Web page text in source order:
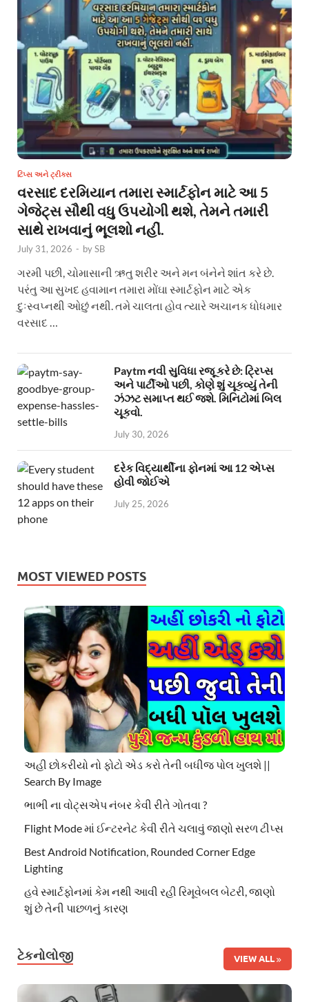
ટિપ્સ અને ટ્રીક્સ
વરસાદ દરમિયાન તમારા સ્માર્ટફોન માટે આ 5
ગેજેટ્સ સૌથી વધુ ઉપયોગી થશે, તેમને તમારી
સાથે રાખવાનું ભૂલશો નહીં.
July 31, 2026 - bySB
ગરમી પછી, ચોમાસાની ઋતુ શરીર અને મન બંનેને શાંત કરે છે.
પરંતુ આ સુખદ હવામાન તમારા મોંઘા સ્માર્ટફોન માટે એક
દુઃસ્વપ્નથી ઓછું નથી. તમે ચાલતા હોવ ત્યારે અચાનક ધોધમાર
વરસાદ …
Paytm નવી સુવિધા રજૂ કરે છે: ટ્રિપ્સ
અને પાર્ટીઓ પછી, કોણે શું ચૂકવ્યું તેની
ઝંઝટ સમાપ્ત થઈ જશે. મિનિટોમાં બિલ
ચૂકવો.
July 30, 2026
દરેક વિદ્યાર્થીના ફોનમાં આ 12 એપ્સ
હોવી જોઈએ
July 25, 2026
MOST VIEWED POSTS
અહી છોકરીયો નો ફોટો એડ કરો તેની બધીજ પોલ ખુલશે ||
Search By Image
ભાભી ના વોટ્સએપ નંબર કેવી રીતે ગોતવા ?
Flight Mode માં ઈન્ટરનેટ કેવી રીતે ચલાવું જાણો સરળ ટીપ્સ
Best Android Notification, Rounded Corner Edge
Lighting
હવે સ્માર્ટફોનમાં કેમ નથી આવી રહી રિમૂવેબલ બેટરી, જાણો
શું છે તેની પાછળનું કારણ
ટેકનોલોજી VIEW ALL